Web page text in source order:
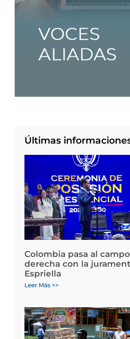
Últimas
Colombia pasa al
derecha con la
Espriella
Leer Más >>